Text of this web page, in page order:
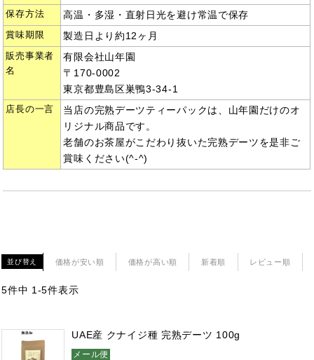
保存方法 高温・多湿・直射日光を避け常温で保存
賞味期限 製造日より約12ヶ月
販売事業者
名
有限会社山年園
〒170-0002
東京都豊島区巣鴨3-34-1
店長の一言
当店の完熟デーツティーパックは、山年園だけのオ
リジナル商品です。
老舗のお茶屋がこだわり抜いた完熟デーツを是非ご
賞味ください(^-^)
並び替え 価格が安い順 価格が高い順 新着順 レビュー順
5件中 1 -5件表示
UAE産 クナイジ種 完熟デーツ 100g
メール便